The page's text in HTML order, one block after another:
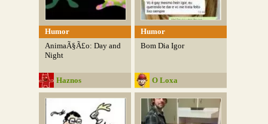
Humor
AnimaÃ§Ã£o: Day and
Night
Haznos
Humor
Bom Dia Igor
O Loxa